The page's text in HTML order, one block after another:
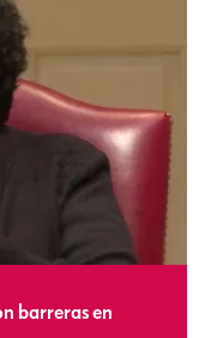
barreras en